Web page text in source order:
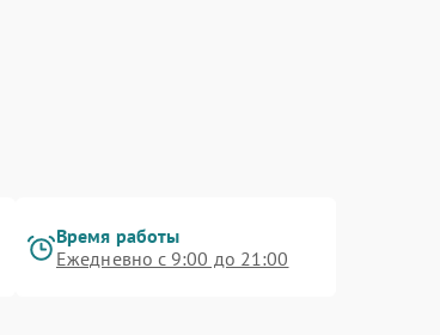
Время работы
Ежедневно с 9:00 до 21:00